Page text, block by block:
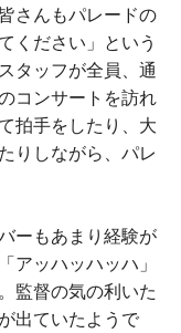
さんもパレードの
ください」という
タッフが全員、通
コンサートを訪れ
拍手をしたり、大
りしながら、パレ
ーもあまり経験が
アッハッハッハ」
監督の気の利いた
出ていたようで